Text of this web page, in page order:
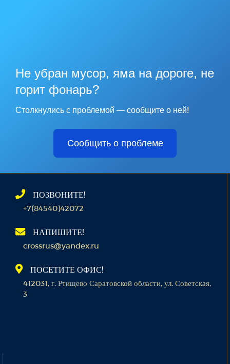
Не убран мусор, яма на дороге, не
горит фонарь?
Столкнулись с проблемой — сообщите о ней!
Сообщить о проблеме
ПОЗВОНИТЕ!
+7(84540)42072
НАПИШИТЕ!
crossrus@yandex.ru
ПОСЕТИТЕ ОФИС!
412031, г. Ртищево Саратовской области, ул. Советская,
3